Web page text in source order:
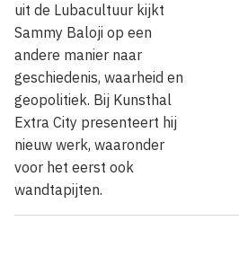
uit de Lubacultuur kijkt
Sammy Baloji op een
andere manier naar
geschiedenis, waarheid en
geopolitiek. Bij Kunsthal
Extra City presenteert hij
nieuw werk, waaronder
voor het eerst ook
wandtapijten.